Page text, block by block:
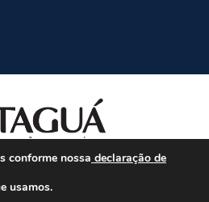
conforme nossa declaração de
usamos.